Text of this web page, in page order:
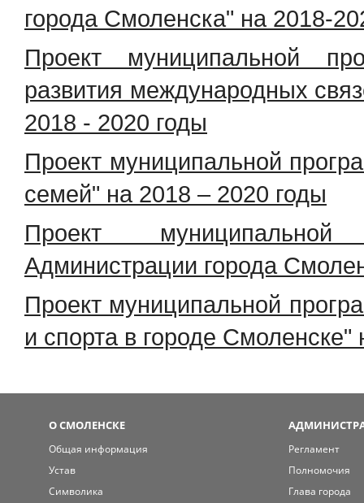
города Смоленска" на 2018-
Проект муниципальной
развития международных
2018 - 2020 годы
Проект муниципальной
семей" на 2018 – 2020 годы
Проект
Администрации города
Проект муниципальной
и спорта в городе
О СМОЛЕНСКЕ
Общая информация
Устав
Символика
Регламент
Полномочия
Глава города